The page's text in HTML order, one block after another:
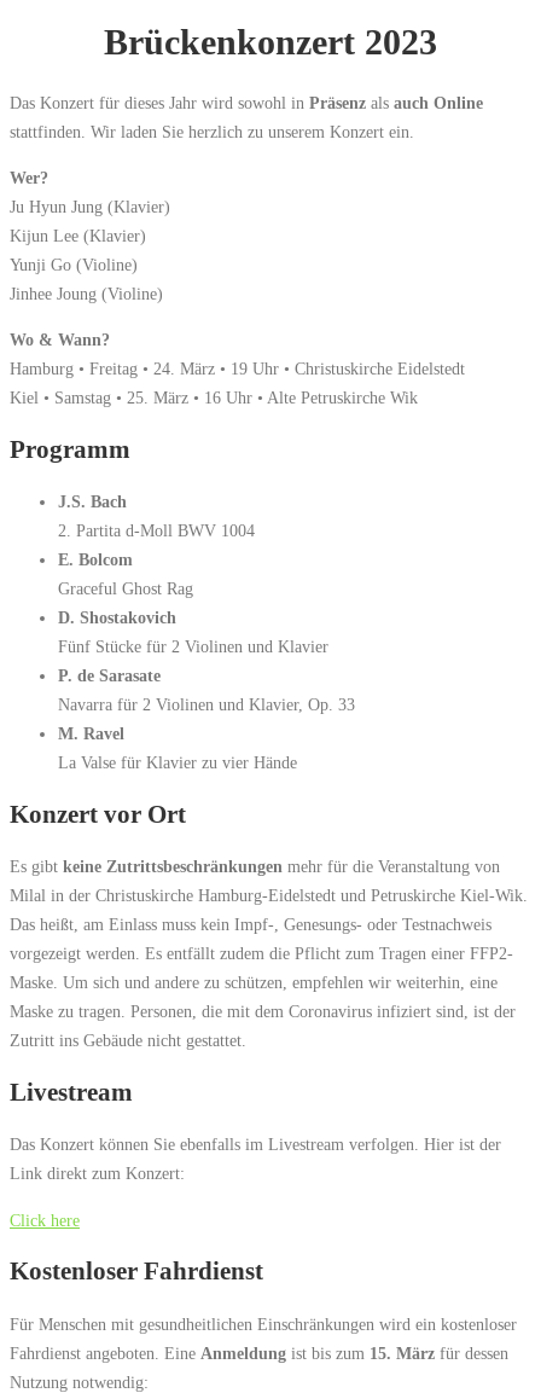
Brückenkonzert 2023
Das Konzert für dieses Jahr wird sowohl in Präsenz als auch Online
stattfinden. Wir laden Sie herzlich zu unserem Konzert ein.
Wer?
Ju Hyun Jung (Klavier)
Kijun Lee (Klavier)
Yunji Go (Violine)
Jinhee Joung (Violine)
Wo & Wann?
Hamburg • Freitag • 24. März • 19 Uhr • Christuskirche Eidelstedt
Kiel • Samstag • 25. März • 16 Uhr • Alte Petruskirche Wik
Programm
J.S. Bach
2. Partita d-Moll BWV 1004
E. Bolcom
Graceful Ghost Rag
D. Shostakovich
Fünf Stücke für 2 Violinen und Klavier
P. de Sarasate
Navarra für 2 Violinen und Klavier, Op. 33
M. Ravel
La Valse für Klavier zu vier Hände
Konzert vor Ort
Es gibt keine Zutrittsbeschränkungen mehr für die Veranstaltung von
Milal in der Christuskirche Hamburg-Eidelstedt und Petruskirche Kiel-Wik.
Das heißt, am Einlass muss kein Impf-, Genesungs- oder Testnachweis
vorgezeigt werden. Es entfällt zudem die Pflicht zum Tragen einer FFP2-
Maske. Um sich und andere zu schützen, empfehlen wir weiterhin, eine
Maske zu tragen. Personen, die mit dem Coronavirus infiziert sind, ist der
Zutritt ins Gebäude nicht gestattet.
Livestream
Das Konzert können Sie ebenfalls im Livestream verfolgen. Hier ist der
Link direkt zum Konzert:
Click here
Kostenloser Fahrdienst
Für Menschen mit gesundheitlichen Einschränkungen wird ein kostenloser
Fahrdienst angeboten. Eine Anmeldung ist bis zum 15. März für dessen
Nutzung notwendig: